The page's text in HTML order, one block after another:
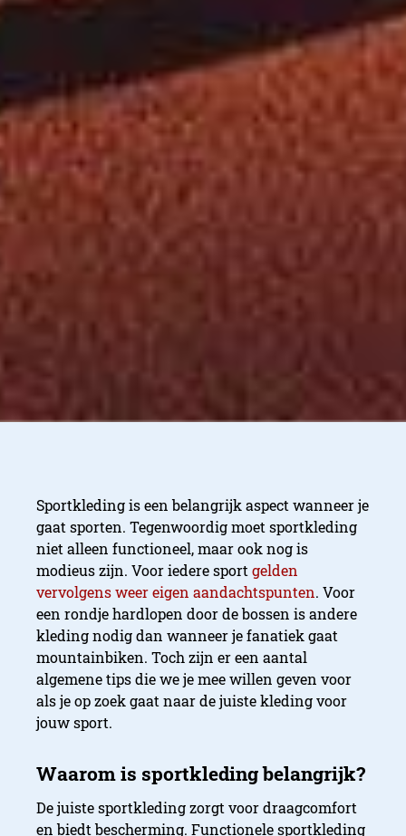
Sportkleding is een belangrijk aspect wanneer je
gaat sporten. Tegenwoordig moet sportkleding
niet alleen functioneel, maar ook nog is
modieus zijn. Voor iedere sportgelden
vervolgens weer eigen aandachtspunten. Voor
een rondje hardlopen door de bossen is andere
kleding nodig dan wanneer je fanatiek gaat
mountainbiken. Toch zijn er een aantal
algemene tips die we je mee willen geven voor
als je op zoek gaat naar de juiste kleding voor
jouw sport.
De juiste sportkleding zorgt voor draagcomfort
en biedt bescherming. Functionele sportkleding